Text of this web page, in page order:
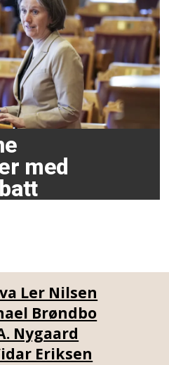
med
Ler Nilsen
Brøndbo
Nygaard
Eriksen